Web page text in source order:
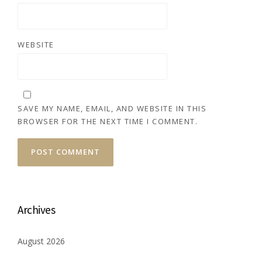
WEBSITE
SAVE MY NAME, EMAIL, AND WEBSITE IN THIS
BROWSER FOR THE NEXT TIME I COMMENT.
Archives
August 2026